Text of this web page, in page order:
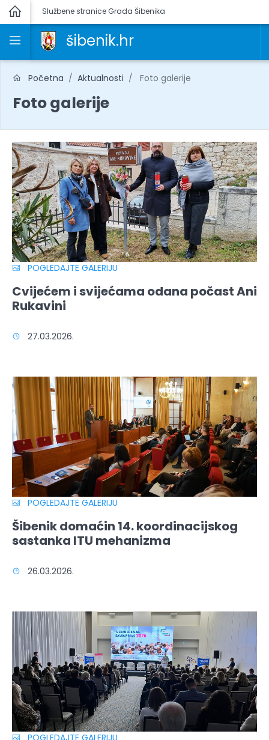
Službene stranice Grada Šibenika
šibenik.hr
Početna Aktualnosti Foto galerije
Foto galerije
POGLEDAJTE GALERIJU
Cvijećem i svijećama odana počast Ani
Rukavini
27.03.2026.
POGLEDAJTE GALERIJU
Šibenik domaćin 14. koordinacijskog
sastanka ITU mehanizma
26.03.2026.
POGLEDAJTE GALERIJU